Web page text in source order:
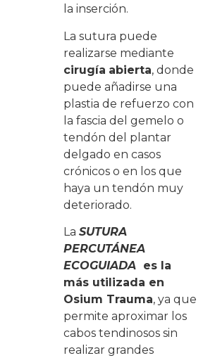
la inserción.
La sutura puede
realizarse mediante
cirugía abierta, donde
puede añadirse una
plastia de refuerzo con
la fascia del gemelo o
tendón del plantar
delgado en casos
crónicos o en los que
haya un tendón muy
deteriorado.
La SUTURA
PERCUTÁNEA
ECOGUIADA es la
más utilizada en
Osium Trauma, ya que
permite aproximar los
cabos tendinosos sin
realizar grandes